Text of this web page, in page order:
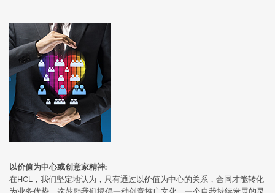
以价值为中心或创意家精神:
在HCL，我们坚定地认为，只有通过以价值为中心的关系，合同才能转化